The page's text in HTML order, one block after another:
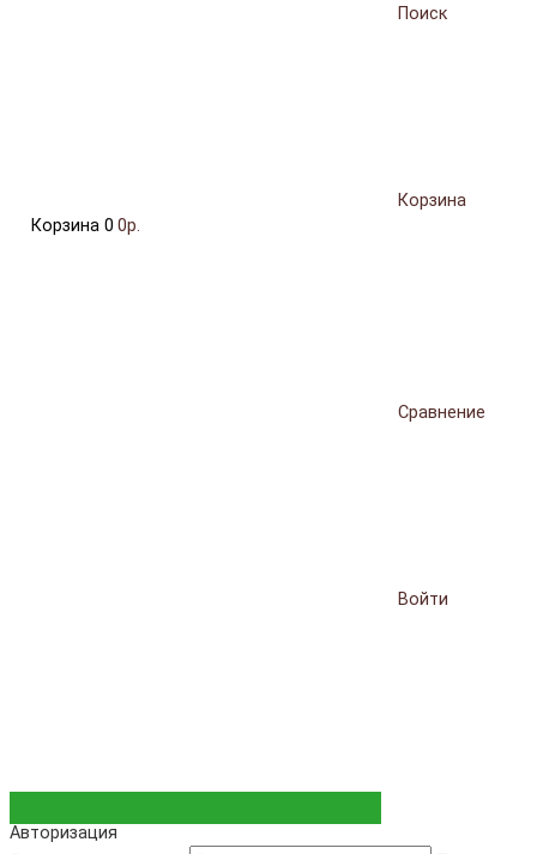
Поиск
Корзина
Корзина 0 0р.
Сравнение
Войти
Авторизация